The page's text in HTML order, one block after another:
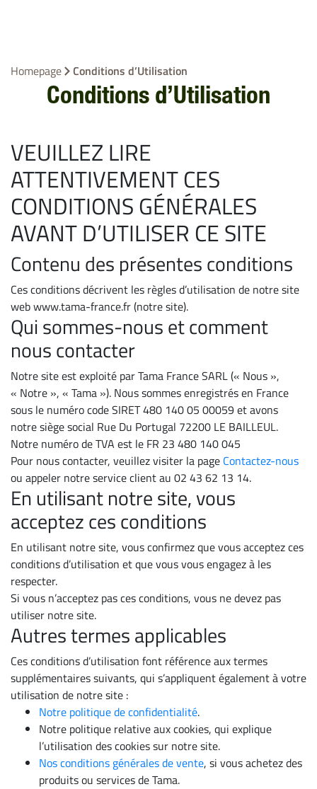
Homepage Conditions d’Utilisation
Conditions d’Utilisation
VEUILLEZ LIRE
ATTENTIVEMENT CES
CONDITIONS GÉNÉRALES
AVANT D’UTILISER CE SITE
Contenu des présentes conditions
Ces conditions décrivent les règles d’utilisation de notre site
web www.tama-france.fr (notre site).
Qui sommes-nous et comment
nous contacter
Notre site est exploité par Tama France SARL (« Nous »,
« Notre », « Tama »). Nous sommes enregistrés en France
sous le numéro code SIRET 480 140 05 00059 et avons
notre siège social Rue Du Portugal 72200 LE BAILLEUL.
Notre numéro de TVA est le FR 23 480 140 045
Pour nous contacter, veuillez visiter la page Contactez-nous
ou appeler notre service client au 02 43 62 13 14.
En utilisant notre site, vous
acceptez ces conditions
En utilisant notre site, vous confirmez que vous acceptez ces
conditions d’utilisation et que vous vous engagez à les
respecter.
Si vous n’acceptez pas ces conditions, vous ne devez pas
utiliser notre site.
Autres termes applicables
Ces conditions d’utilisation font référence aux termes
supplémentaires suivants, qui s’appliquent également à votre
utilisation de notre site :
Notre politique de confidentialité.
Notre politique relative aux cookies, qui explique
l’utilisation des cookies sur notre site.
Nos conditions générales de vente, si vous achetez des
produits ou services de Tama.